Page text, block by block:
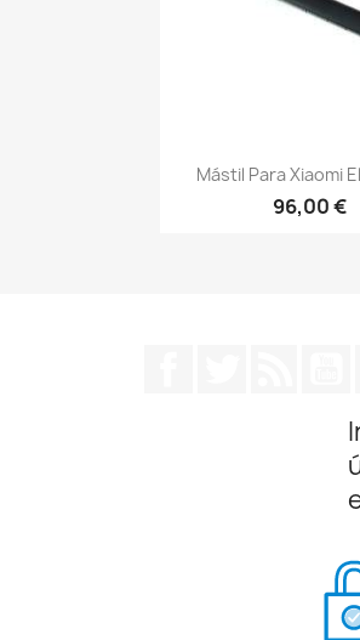
Vista
Mástil Para Xiaomi
96,00 €